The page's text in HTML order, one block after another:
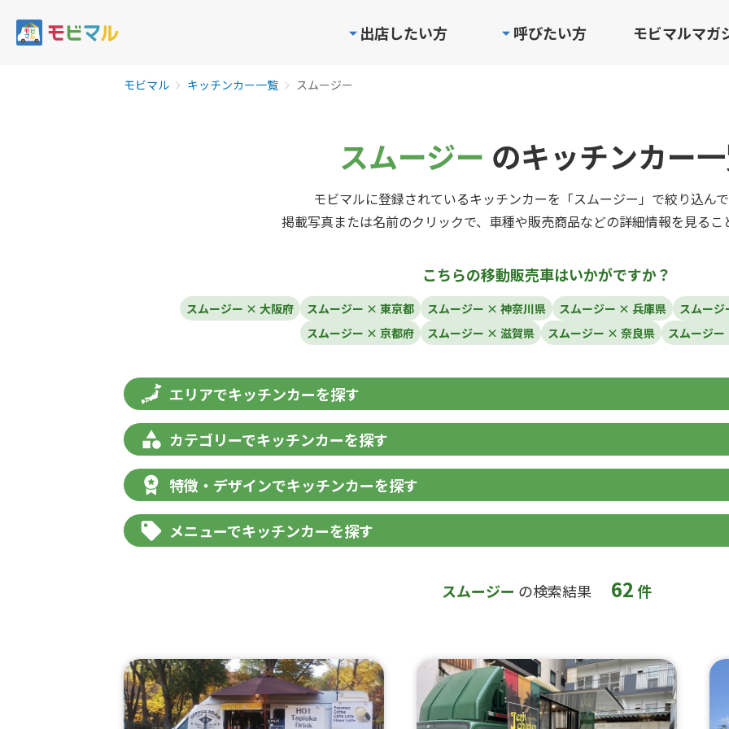
出店したい方 呼びたい方 モビマルマガ
モビマル キッチンカー一覧 スムージー
スムージー のキッチンカー
モビマルに登録されているキッチンカーを「スムージー」で絞り込ん
掲載写真または名前のクリックで、車種や販売商品などの詳細情報を見るこ
こちらの移動販売車はいかがですか？
スムージー × 大阪府 スムージー × 東京都 スムージー × 神奈川県 スムージー × 兵庫県
スムー
スムージー × 京都府
スムージー × 滋賀県 スムージー × 奈良県 スムージ
エリアでキッチンカーを探す
カテゴリーでキッチンカーを探す
特徴・デザインでキッチンカーを探す
メニューでキッチンカーを探す
スムージー の検索結果 62件